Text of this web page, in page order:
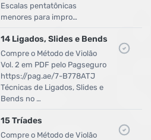
Escalas pentatônicas
menores para impro…
14 Ligados, Slides e Bends
Compre o Método de Violão
Vol. 2 em PDF pelo Pagseguro
https://pag.ae/7-B778ATJ
Técnicas de Ligados, Slides e
Bends no …
15 Tríades
Compre o Método de Violão